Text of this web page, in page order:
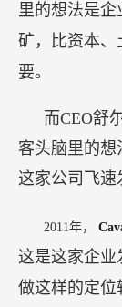
里的想法是
矿，比资本、
要。
而CEO舒
客头脑里的
这家公司飞速
2011年，
这是这家企业
做这样的定位